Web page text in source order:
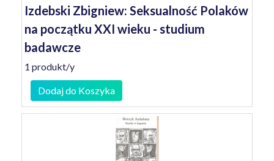
Izdebski Zbigniew: Seksualność Polaków
na początku XXI wieku - studium
badawcze
1 produkt/y
Dodaj do Koszyka